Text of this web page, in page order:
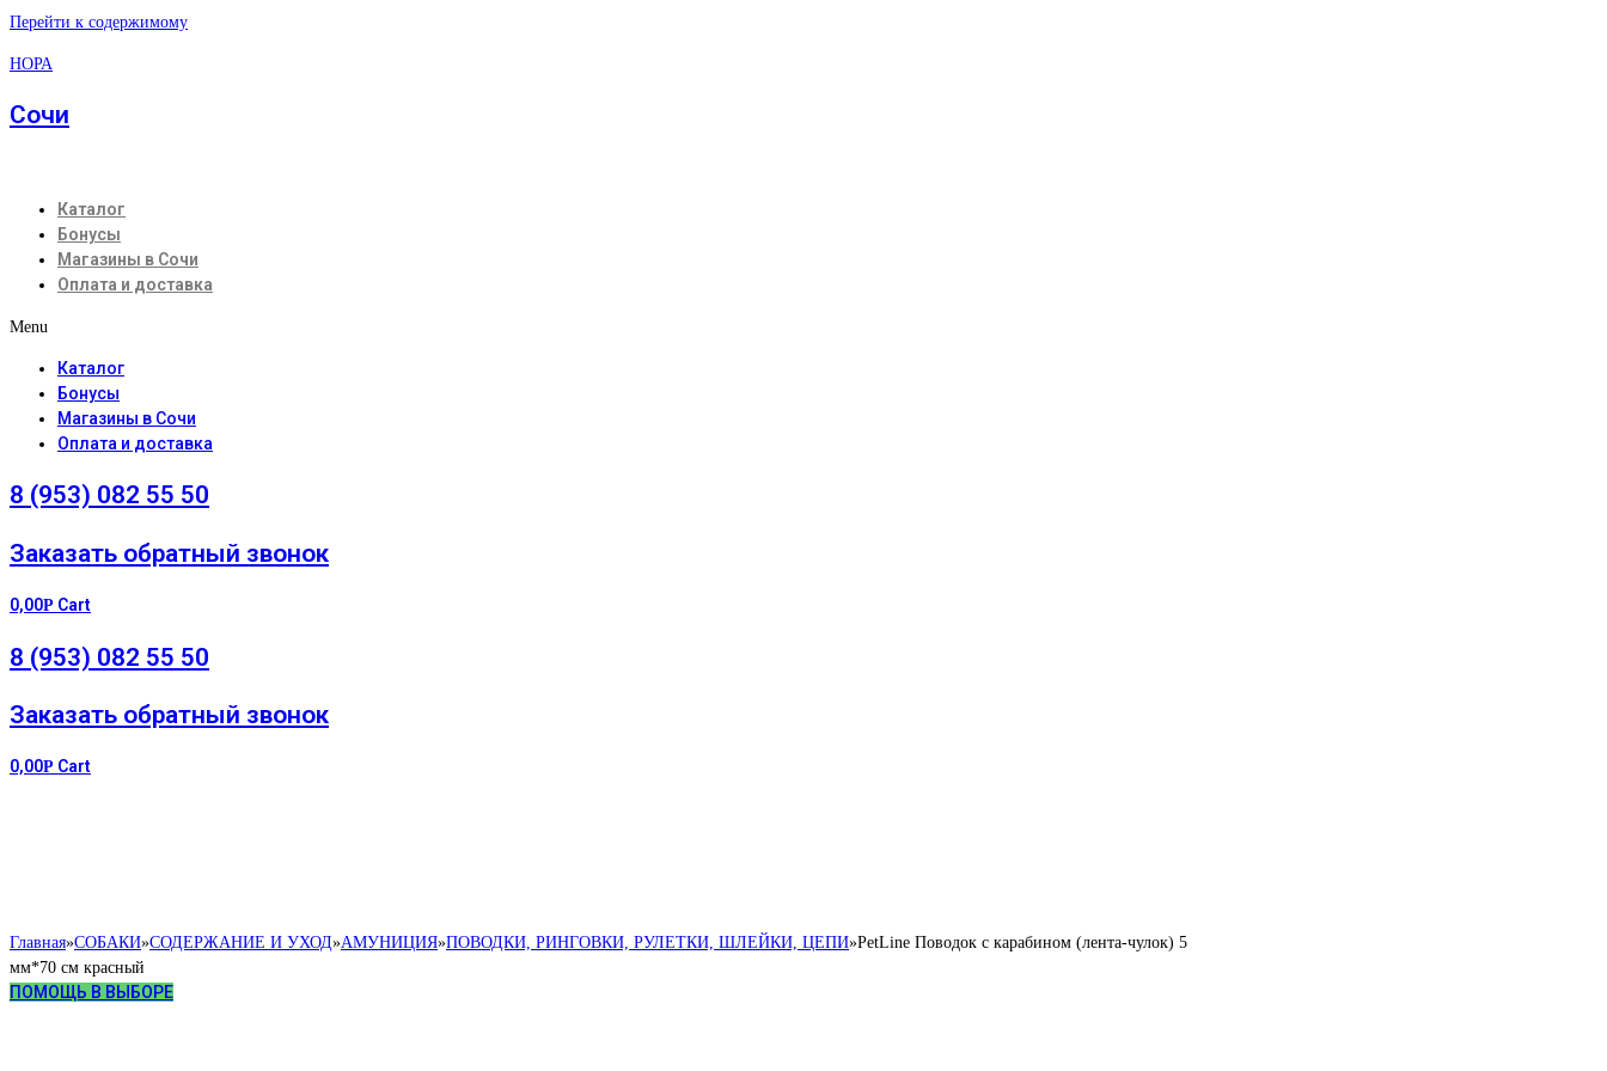
Перейти к содержимому
НОРА
Сочи
Каталог
Бонусы
Магазины в Сочи
Оплата и доставка
Menu
Каталог
Бонусы
Магазины в Сочи
Оплата и доставка
8 (953) 082 55 50
Заказать обратный звонок
0,00Р Cart
8 (953) 082 55 50
Заказать обратный звонок
0,00Р Cart
Главная»СОБАКИ»СОДЕРЖАНИЕ И УХОД»АМУНИЦИЯ»ПОВОДКИ, РИНГОВКИ, РУЛЕТКИ, ШЛЕЙКИ, ЦЕПИ»PetLine Поводок с карабином (лента-чулок) 5
мм*70 см красный
ПОМОЩЬ В ВЫБОРЕ